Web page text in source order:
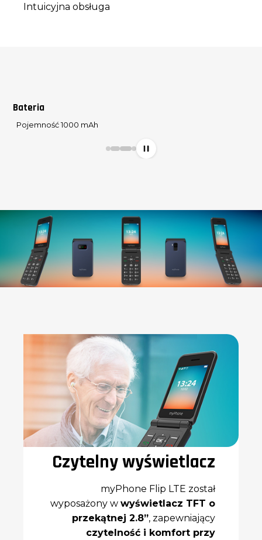
Intuicyjna obsługa
Pojemność 1000 mAh